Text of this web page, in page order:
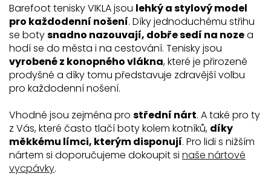
Barefoot tenisky VIKLA jsou lehký a stylový model
pro každodenní nošení. Díky jednoduchému střihu
se botysnadno nazouvají, dobře sedí na nozea
hodí se do města i na cestování. Tenisky jsou
vyrobené z konopného vlákna, které je přirozeně
prodyšné a díky tomu představuje zdravější volbu
pro každodenní nošení.
Vhodné jsou zejména pro střední nárt. A také pro ty
z Vás, které často tlačí boty kolem kotníků, díky
měkkému límci, kterým disponují. Pro lidi s nižším
nártem si doporučujeme dokoupit si naše nártové
vycpávky.